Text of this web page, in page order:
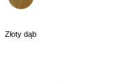
Złoty dąb